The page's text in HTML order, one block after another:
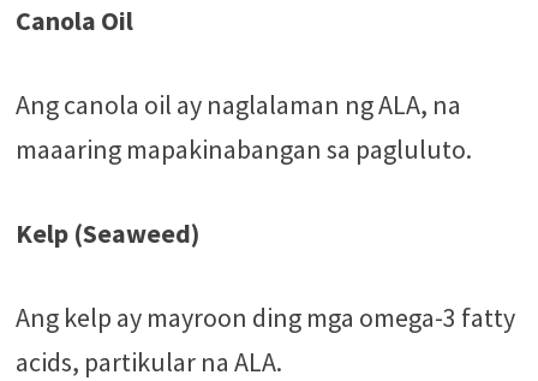
Canola Oil
Ang canola oil ay naglalaman ng ALA, na
maaaring mapakinabangan sa pagluluto.
Kelp (Seaweed)
Ang kelp ay mayroon ding mga omega-3 fatty
acids, partikular na ALA.